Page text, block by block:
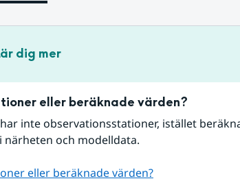
dig mer
eller beräknade värden?
inte observationsstationer, istället
närheten och modelldata.
eller beräknade värden?